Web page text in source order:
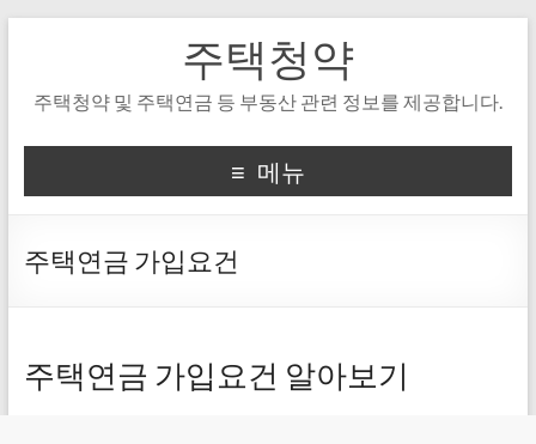
주택청약
주택청약 및 주택연금 등 부동산 관련 정보를 제공합니다.
메뉴
주택연금 가입요건
주택연금 가입요건 알아보기